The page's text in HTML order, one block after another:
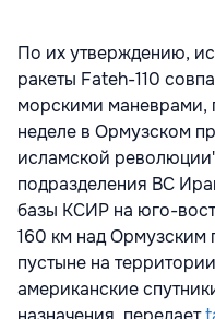
По их утверждению,
ракеты Fateh-110
морскими маневрами,
неделе в Ормузском
исламской
подразделения ВС
базы КСИР на юго-
160 км над Ормузским
пустыне на
американские